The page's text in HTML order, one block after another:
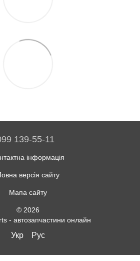
139-55-11
інформація
версія сайту
Мапа сайту
© 2026
- автозапчастини онлайн
Укр Рус